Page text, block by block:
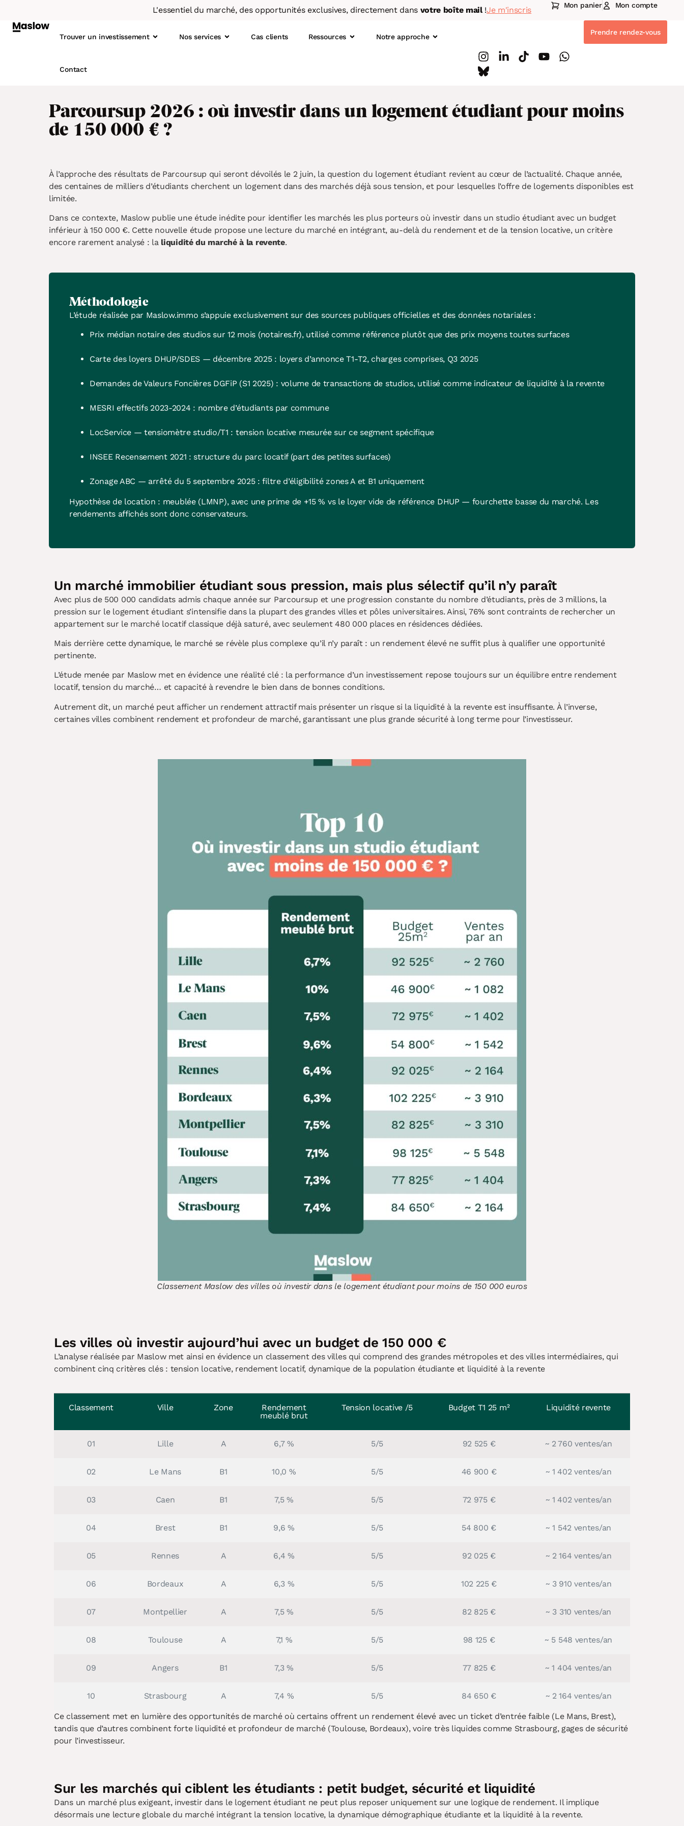
L'essentiel du marché, des opportunités exclusives, directement dans votre boîte mail!Je m'inscris Mon panier Mon compte
Trouver un investissement Nos services
1. Définir mon profil investisseur
5. Percevoir mes loyers
Foire aux questions
Cas clients Ressources
À LA UNE
Immobilier : le taux de rotation
DERNIER PODCAST
LMNP, SCI, crédit, fiscalité : on
répond à toutes vos questions
Blog
Notre approche
LE SCORE MASLOW
Un concept basé sur la data
Qui sommes-nous ?
Contact
Prendre rendez-vous
Parcoursup 2026 : où investir dans un logement étudiant pour moins
de 150 000 € ?
À l’approche des résultats de Parcoursup qui seront dévoilés le 2 juin, la question du logement étudiant revient au cœur de l’actualité. Chaque année,
des centaines de milliers d’étudiants cherchent un logement dans des marchés déjà sous tension, et pour lesquelles l’offre de logements disponibles est
limitée.
Dans ce contexte, Maslow publie une étude inédite pour identifier les marchés les plus porteurs où investir dans un studio étudiant avec un budget
inférieur à 150 000 €. Cette nouvelle étude propose une lecture du marché en intégrant, au-delà du rendement et de la tension locative, un critère
encore rarement analysé : la liquidité du marché à la revente.
Méthodologie
L’étude réalisée par Maslow.immo s’appuie exclusivement sur des sources publiques officielles et des données notariales :
Prix médian notaire des studios sur 12 mois (notaires.fr), utilisé comme référence plutôt que des prix moyens toutes surfaces
Carte des loyers DHUP/SDES — décembre 2025 : loyers d’annonce T1-T2, charges comprises, Q3 2025
Demandes de Valeurs Foncières DGFiP (S1 2025) : volume de transactions de studios, utilisé comme indicateur de liquidité à la revente
MESRI effectifs 2023-2024 : nombre d’étudiants par commune
LocService — tensiomètre studio/T1 : tension locative mesurée sur ce segment spécifique
INSEE Recensement 2021 : structure du parc locatif (part des petites surfaces)
Zonage ABC — arrêté du 5 septembre 2025 : filtre d’éligibilité zones A et B1 uniquement
Hypothèse de location : meublée (LMNP), avec une prime de +15 % vs le loyer vide de référence DHUP — fourchette basse du marché. Les
rendements affichés sont donc conservateurs.
Un marché immobilier étudiant sous pression, mais plus sélectif qu’il n’y paraît
Avec plus de 500 000 candidats admis chaque année sur Parcoursup et une progression constante du nombre d’étudiants, près de 3 millions, la
pression sur le logement étudiant s’intensifie dans la plupart des grandes villes et pôles universitaires. Ainsi, 76% sont contraints de rechercher un
appartement sur le marché locatif classique déjà saturé, avec seulement 480 000 places en résidences dédiées.
Mais derrière cette dynamique, le marché se révèle plus complexe qu’il n’y paraît : un rendement élevé ne suffit plus à qualifier une opportunité
pertinente.
L’étude menée par Maslow met en évidence une réalité clé : la performance d’un investissement repose toujours sur un équilibre entre rendement
locatif, tension du marché… et capacité à revendre le bien dans de bonnes conditions.
Autrement dit, un marché peut afficher un rendement attractif mais présenter un risque si la liquidité à la revente est insuffisante. À l’inverse,
certaines villes combinent rendement et profondeur de marché, garantissant une plus grande sécurité à long terme pour l’investisseur.
Classement Maslow des villes où investir dans le logement étudiant pour moins de 150 000 euros
Les villes où investir aujourd’hui avec un budget de 150 000 €
L’analyse réalisée par Maslow met ainsi en évidence un classement des villes qui comprend des grandes métropoles et des villes intermédiaires, qui
combinent cinq critères clés : tension locative, rendement locatif, dynamique de la population étudiante et liquidité à la revente
Classement Ville Zone
Rendement
meublé brut
Tension locative /5 Budget T1 25 m² Liquidité revente
01 Lille A 6,7 % 5/5 92 525 € ~ 2 760 ventes/an
02 Le Mans B1 10,0 % 5/5 46 900 € ~ 1 402 ventes/an
03 Caen B1 7,5 % 5/5 72 975 € ~ 1 402 ventes/an
04 Brest B1 9,6 % 5/5 54 800 € ~ 1 542 ventes/an
05 Rennes A 6,4 % 5/5 92 025 € ~ 2 164 ventes/an
06 Bordeaux A 6,3 % 5/5 102 225 € ~ 3 910 ventes/an
07 Montpellier A 7,5 % 5/5 82 825 € ~ 3 310 ventes/an
08 Toulouse A 7,1 % 5/5 98 125 € ~ 5 548 ventes/an
09 Angers B1 7,3 % 5/5 77 825 € ~ 1 404 ventes/an
10 Strasbourg A 7,4 % 5/5 84 650 € ~ 2 164 ventes/an
Ce classement met en lumière des opportunités de marché où certains offrent un rendement élevé avec un ticket d’entrée faible (Le Mans, Brest),
tandis que d’autres combinent forte liquidité et profondeur de marché (Toulouse, Bordeaux), voire très liquides comme Strasbourg, gages de sécurité
pour l’investisseur.
Sur les marchés qui ciblent les étudiants : petit budget, sécurité et liquidité
Dans un marché plus exigeant, investir dans le logement étudiant ne peut plus reposer uniquement sur une logique de rendement. Il implique
désormais une lecture globale du marché intégrant la tension locative, la dynamique démographique étudiante et la liquidité à la revente.